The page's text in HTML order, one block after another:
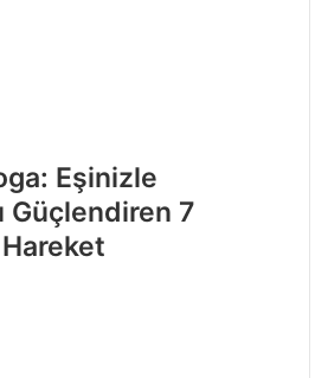
Eşinizle
Güçlendiren 7